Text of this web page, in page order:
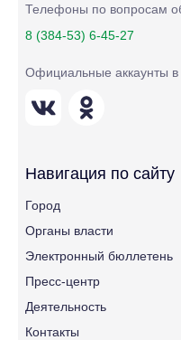
Телефоны по вопросам
8 (384-53) 6-45-27
Официальные аккаунты в
Навигация по сайту
Город
Органы власти
Электронный бюллетень
Пресс-центр
Деятельность
Контакты